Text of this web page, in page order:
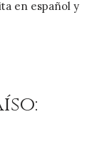
en español y